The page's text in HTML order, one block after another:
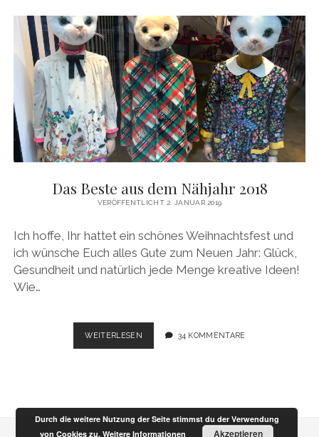
Das Beste aus dem Nähjahr 2018
VERÖFFENTLICHT 2. JANUAR 2019
Ich hoffe, Ihr hattet ein schönes Weihnachtsfest und
ich wünsche Euch alles Gute zum Neuen Jahr: Glück,
Gesundheit und natürlich jede Menge kreative Ideen!
Wie…
WEITERLESENDAS
BESTE
34 KOMMENTARE
Durch die weitere Nutzung der Seite stimmst du der Verwendung
von Cookies zu.Weitere Informationen Akzeptieren